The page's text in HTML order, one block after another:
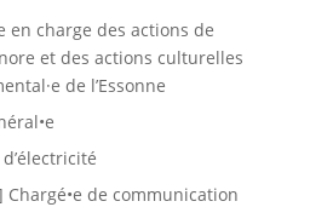
en charge des actions de
et des actions culturelles
de l’Essonne
Chargé•e de communication